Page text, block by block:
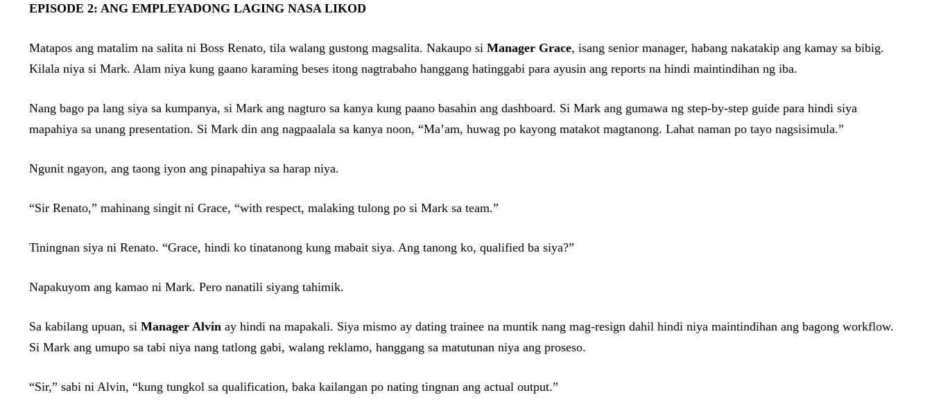
EPISODE 2: ANG EMPLEYADONG LAGING NASA LIKOD
Matapos ang matalim na salita ni Boss Renato, tila walang gustong magsalita. Nakaupo si Manager Grace, isang senior manager, habang nakatakip ang kamay sa bibig.
Kilala niya si Mark. Alam niya kung gaano karaming beses itong nagtrabaho hanggang hatinggabi para ayusin ang reports na hindi maintindihan ng iba.
Nang bago pa lang siya sa kumpanya, si Mark ang nagturo sa kanya kung paano basahin ang dashboard. Si Mark ang gumawa ng step-by-step guide para hindi siya
mapahiya sa unang presentation. Si Mark din ang nagpaalala sa kanya noon, “Ma’am, huwag po kayong matakot magtanong. Lahat naman po tayo nagsisimula.”
Ngunit ngayon, ang taong iyon ang pinapahiya sa harap niya.
“Sir Renato,” mahinang singit ni Grace, “with respect, malaking tulong po si Mark sa team.”
Tiningnan siya ni Renato. “Grace, hindi ko tinatanong kung mabait siya. Ang tanong ko, qualified ba siya?”
Napakuyom ang kamao ni Mark. Pero nanatili siyang tahimik.
Sa kabilang upuan, si Manager Alvin ay hindi na mapakali. Siya mismo ay dating trainee na muntik nang mag-resign dahil hindi niya maintindihan ang bagong workflow.
Si Mark ang umupo sa tabi niya nang tatlong gabi, walang reklamo, hanggang sa matutunan niya ang proseso.
“Sir,” sabi ni Alvin, “kung tungkol sa qualification, baka kailangan po nating tingnan ang actual output.”